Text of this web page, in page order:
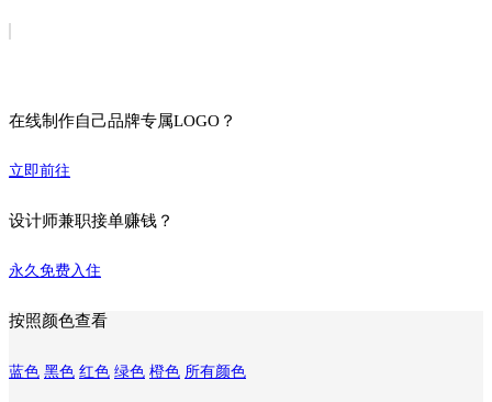
在线制作自己品牌专属LOGO？
立即前往
设计师兼职接单赚钱？
永久免费入住
按照颜色查看
蓝色 黑色 红色 绿色 橙色 所有颜色